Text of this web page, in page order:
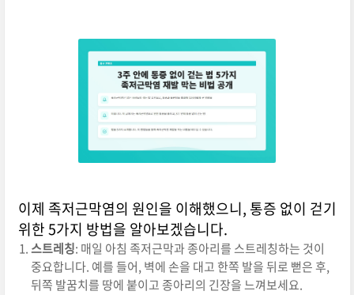
이제 족저근막염의 원인을 이해했으니, 통증 없이 걷기
위한 5가지 방법을 알아보겠습니다.
스트레칭: 매일 아침 족저근막과 종아리를 스트레칭하는 것이
중요합니다. 예를 들어, 벽에 손을 대고 한쪽 발을 뒤로 뻗은 후,
뒤쪽 발꿈치를 땅에 붙이고 종아리의 긴장을 느껴보세요.